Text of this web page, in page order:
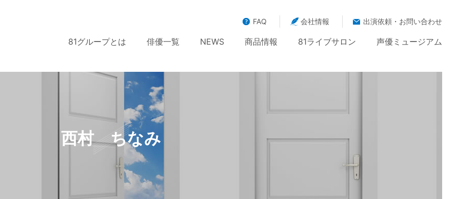
FAQ 会社情報 出演依頼・お問い合わせ
81グループとは 俳優一覧 NEWS 商品情報 81ライブサロン 声優ミュージアム
西村 ちなみ